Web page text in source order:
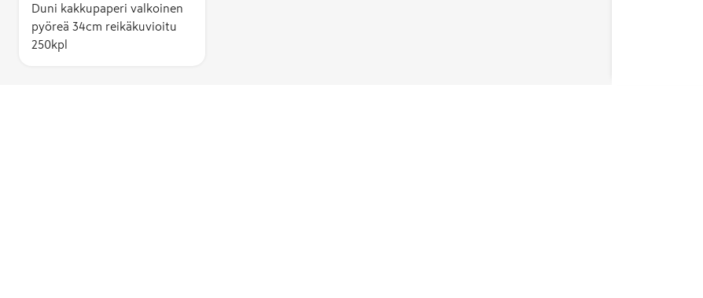
Duni kakkupaperi valkoinen
pyöreä 34cm reikäkuvioitu
250kpl